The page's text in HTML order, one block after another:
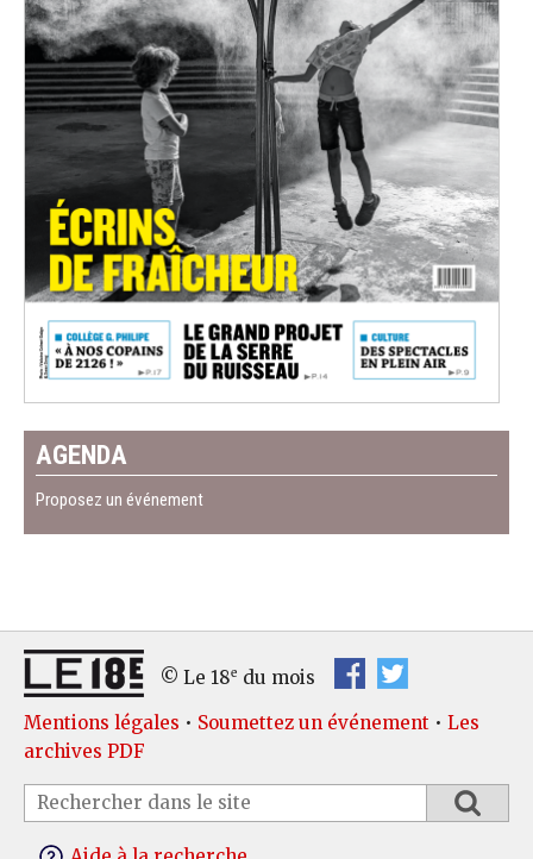
AGENDA
Proposez un événement
© Le 18e du mois
Mentions légales • Soumettez un événement • Les
archives PDF